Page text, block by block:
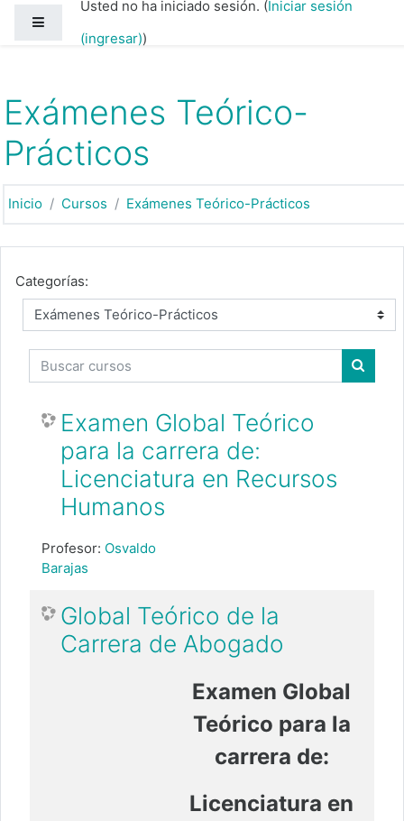
Saltar al contenido principal
Usted no ha iniciado sesión. (Iniciar sesión
(ingresar))
Exámenes Teórico-
Prácticos
Inicio Cursos Exámenes Teórico-Prácticos
Categorías:
Buscar cursos
Examen Global Teórico
para la carrera de:
Licenciatura en Recursos
Humanos
Profesor: Osvaldo
Barajas
Global Teórico de la
Carrera de Abogado
Examen Global
Teórico para la
carrera de:
Licenciatura en